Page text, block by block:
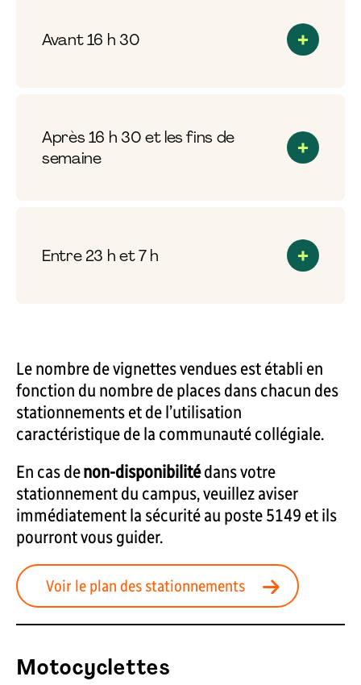
Avant 16 h 30
Après 16 h 30 et les fins de
semaine
Entre 23 h et 7 h
Le nombre de vignettes vendues est établi en
fonction du nombre de places dans chacun des
stationnements et de l’utilisation
caractéristique de la communauté collégiale.
En cas denon-disponibilitédans votre
stationnement du campus, veuillez aviser
immédiatement la sécurité au poste 5149 et ils
pourront vous guider.
Voir le plan des stationnements
Motocyclettes